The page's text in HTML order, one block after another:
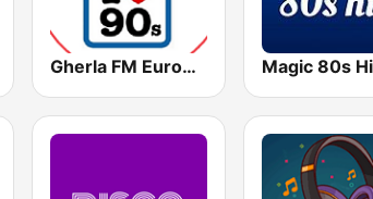
Gherla FM Eurodance Music Radio Magic 80s